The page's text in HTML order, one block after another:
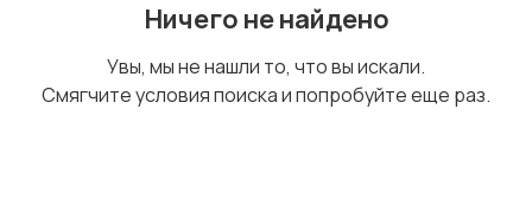
Ничего не найдено
Увы, мы не нашли то, что вы искали.
Смягчите условия поиска и попробуйте еще раз.